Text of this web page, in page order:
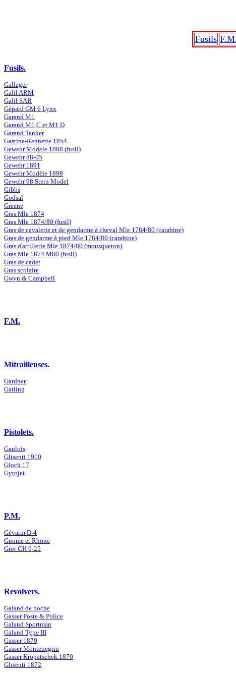
Fusils
Fusils.
Gallager
Galil ARM
Galil SAR
Gépard GM 6 Lynx
Garand M1
Garand M1 C et M1 D
Garand Tanker
Gastine-Rennette 1854
Gewehr Modèle 1888 (fusil)
Gewehr 88-05
Gewehr 1891
Gewehr Modèle 1898
Gewehr 98 Stern Model
Gibbs
Godsal
Greene
Gras Mle 1874
Gras Mle 1874/80 (fusil)
Gras de cavalerie et de gendarme à cheval Mle 1784/80 (carabine)
Gras de gendarme à pied Mle 1784/80 (carabine)
Gras d'artillerie Mle 1874/80 (mousqueton)
Gras Mle 1874 M80 (fusil)
Gras de cadet
Gras scolaire
Gwyn & Campbell
F.M.
Mitrailleuses.
Gardner
Gatling
Pistolets.
Gaulois
Glisenti 1910
Glock 17
Gyrojet
P.M.
Gévarm D-4
Gnome et Rhone
Grot CH 9-25
Revolvers.
Galand de poche
Gasser Poste & Police
Galand Sportman
Galand Type III
Gasser 1870
Gasser Montenegrin
Gasser Kropatschek 1870
Glisenti 1872